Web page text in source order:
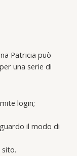
Patricia può
una serie di
login;
il modo di
sito.